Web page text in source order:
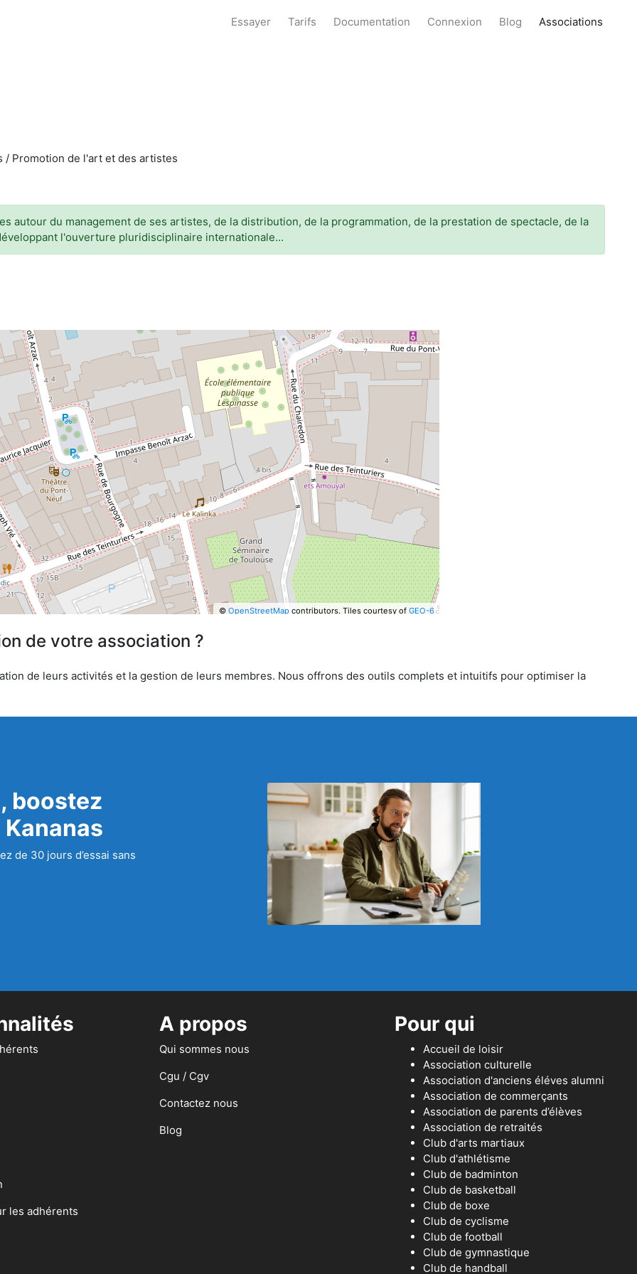
Essayer Tarifs Documentation Connexion Blog Associations
Promotion de l'art et des artistes
autour du management de ses artistes, de la distribution, de la programmation, de la prestation de spectacle, de la
l'ouverture pluridisciplinaire internationale...
© OpenStreetMapcontributors. Tiles courtesy of GEO-6
de votre association ?
de leurs activités et la gestion de leurs membres. Nous offrons des outils complets et intuitifs pour optimiser la
boostez
de 30 jours d’essai sans
les adhérents
A propos
Qui sommes nous
Cgu / Cgv
Contactez nous
Blog
Pour qui
Accueil de loisir
Association culturelle
Association d'anciens éléves alumni
Association de commerçants
Association de parents d’élèves
Association de retraités
Club d'arts martiaux
Club d'athlétisme
Club de badminton
Club de basketball
Club de boxe
Club de cyclisme
Club de football
Club de gymnastique
Club de handball